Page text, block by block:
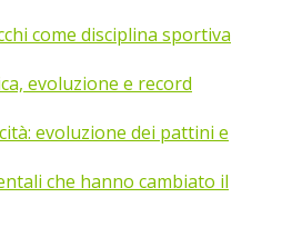
come disciplina sportiva
evoluzione e record
evoluzione dei pattini e
che hanno cambiato il